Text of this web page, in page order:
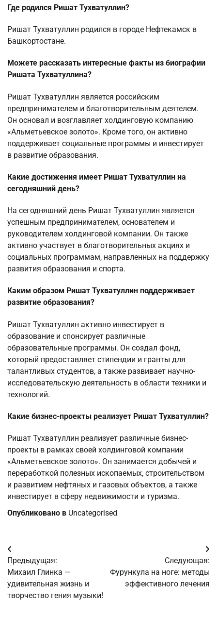
Где родился Ришат Тухватуллин?
Ришат Тухватуллин родился в городе Нефтекамск в
Башкортостане.
Можете рассказать интересные факты из биографии
Ришата Тухватуллина?
Ришат Тухватуллин является российским
предпринимателем и благотворительным деятелем.
Он основал и возглавляет холдинговую компанию
«Альметьевское золото». Кроме того, он активно
поддерживает социальные программы и инвестирует
в развитие образования.
Какие достижения имеет Ришат Тухватуллин на
сегодняшний день?
На сегодняшний день Ришат Тухватуллин является
успешным предпринимателем, основателем и
руководителем холдинговой компании. Он также
активно участвует в благотворительных акциях и
социальных программам, направленных на поддержку
развития образования и спорта.
Каким образом Ришат Тухватуллин поддерживает
развитие образования?
Ришат Тухватуллин активно инвестирует в
образование и спонсирует различные
образовательные программы. Он создал фонд,
который предоставляет стипендии и гранты для
талантливых студентов, а также развивает научно-
исследовательскую деятельность в области техники и
технологий.
Какие бизнес-проекты реализует Ришат Тухватуллин?
Ришат Тухватуллин реализует различные бизнес-
проекты в рамках своей холдинговой компании
«Альметьевское золото». Он занимается добычей и
переработкой полезных ископаемых, строительством
и развитием нефтяных и газовых объектов, а также
инвестирует в сферу недвижимости и туризма.
Опубликовано в Uncategorised
Навигация
по
записям
Предыдущая:
Михаил Глинка —
удивительная жизнь и
творчество гения музыки!
Следующая:
Фурункула на ноге: методы
эффективного лечения